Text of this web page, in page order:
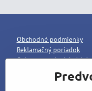
Obchodné podmienky
Reklamačný poriadok
Ochrana osobných